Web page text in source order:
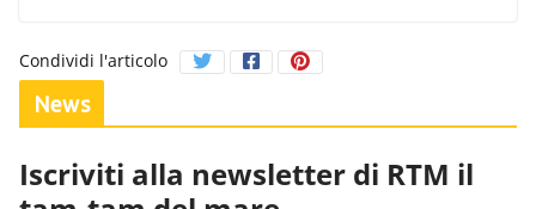
Condividi l'articolo
News
Iscriviti alla newsletter di RTM il